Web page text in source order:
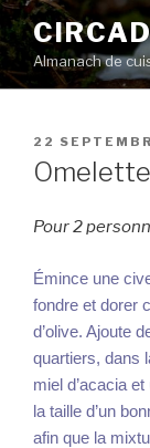
Aller
au
contenu
principal
Almanach de
PUBLIÉ
LE
22
Pour 2
Émince une
fondre et dorer
d’olive. Ajoute
quartiers, dans
miel d’acacia
la taille d’un
afin que la